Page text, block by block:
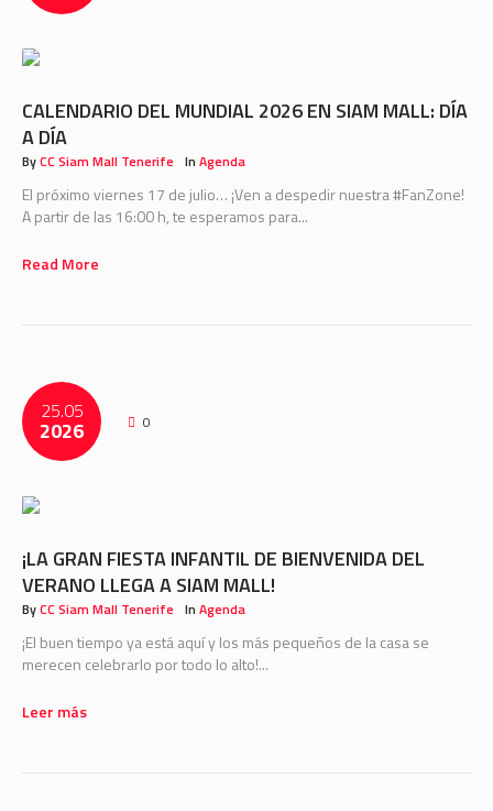
CALENDARIO DEL MUNDIAL 2026 EN SIAM MALL: DÍA
A DÍA
ByCC Siam Mall Tenerife In Agenda
El próximo viernes 17 de julio… ¡Ven a despedir nuestra #FanZone!
A partir de las 16:00 h, te esperamos para...
Read More
25.05
2026 0
¡LA GRAN FIESTA INFANTIL DE BIENVENIDA DEL
VERANO LLEGA A SIAM MALL!
ByCC Siam Mall Tenerife In Agenda
¡El buen tiempo ya está aquí y los más pequeños de la casa se
merecen celebrarlo por todo lo alto!...
Leer más